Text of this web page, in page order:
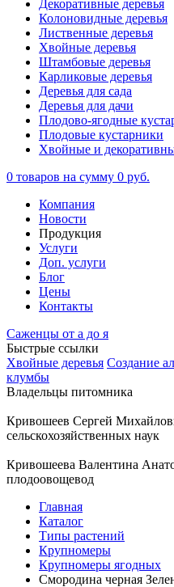
Декоративные деревья
Колоновидные деревья
Лиственные деревья
Хвойные деревья
Штамбовые деревья
Карликовые деревья
Деревья для сада
Деревья для дачи
Плодово-ягодные
Плодовые кустарники
Хвойные и
0 товаров на сумму 0 руб.
Компания
Новости
Продукция
Услуги
Доп. услуги
Блог
Цены
Контакты
Саженцы от а до я
Быстрые ссылки
Хвойные деревья Создание
клумбы
Владельцы питомника
Кривошеев Сергей
сельскохозяйственных наук
Кривошеева Валентина
плодоовощевод
Главная
Каталог
Типы растений
Крупномеры
Крупномеры ягодных
Смородина черная